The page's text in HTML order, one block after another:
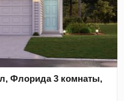
Флорида 3 комнаты,